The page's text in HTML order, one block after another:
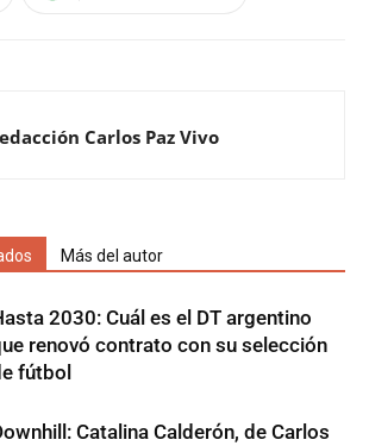
Carlos Paz Vivo
Más del autor
2030: Cuál es el DT argentino
renovó contrato con su selección
fútbol
Catalina Calderón, de Carlos